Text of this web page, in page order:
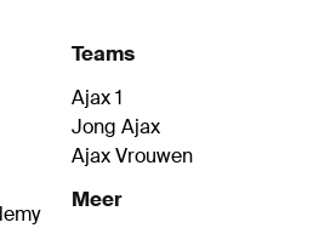
Teams
Ajax 1
Jong Ajax
Ajax Vrouwen
Meer